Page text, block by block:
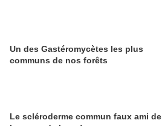
Un des Gastéromycètes les plus
communs de nos forêts
Le scléroderme commun faux ami de